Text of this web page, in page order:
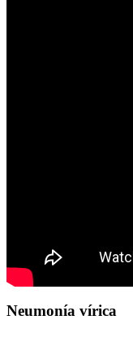
Neumonía vírica